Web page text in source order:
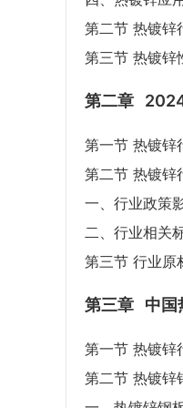
第二节 热镀锌
第三节 热镀锌
第二章
第一节 热镀锌
第二节 热镀锌
一、行业政策
二、行业相关
第三节 行业原
第三章 中国
第一节 热镀锌
第二节 热镀锌